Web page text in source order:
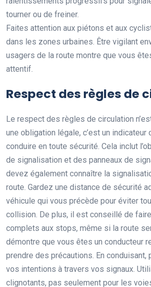
tourner ou de freiner.
Faites attention aux piétons et aux
dans les zones urbaines. Être vigilant
usagers de la route montre que vous
attentif.
Respect des règles de
Le respect des règles de circulation
une obligation légale, c’est un indicateur
conduire en toute sécurité. Cela inclut
de signalisation et des panneaux de
devez également connaître la
route. Gardez une distance de sécurité
véhicule qui vous précède pour éviter
collision. De plus, il est conseillé de
complets aux stops, même si la route
démontre que vous êtes un conducteur
prendre des précautions. En conduisant,
vos intentions à travers vos signaux.
clignotants, pas seulement pour les